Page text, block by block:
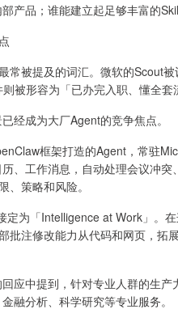
产品；谁能建立起足够丰富的
常被提及的词汇。微软的Scout
被形容为「已办完入职、懂全套
经成为大厂Agent的竞争焦点。
框架打造的Agent，常驻
、工作消息，自动处理会议冲
、策略和风险。
定为「Intelligence at Work」。
批注修改能力从代码和网页，
应中提到，针对专业人群的生
融分析、科学研究等专业服务。